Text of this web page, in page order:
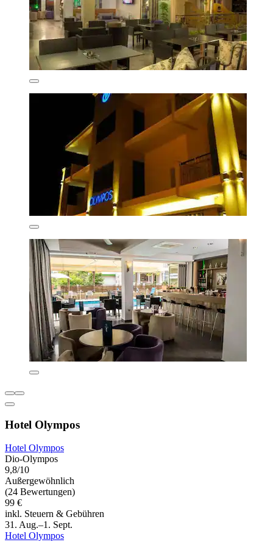
Hotel Olympos
Hotel Olympos
Dio-Olympos
9,8/10
Außergewöhnlich
(24 Bewertungen)
99 €
inkl. Steuern & Gebühren
31. Aug.–1. Sept.
Hotel Olympos